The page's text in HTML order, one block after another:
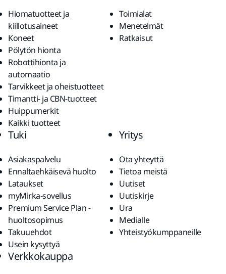
Hiomatuotteet ja
kiillotusaineet
Koneet
Pölytön hionta
Robottihionta ja
automaatio
Tarvikkeet ja oheistuotteet
Timantti- ja CBN-tuotteet
Huippumerkit
Kaikki tuotteet
Toimialat
Menetelmät
Ratkaisut
Tuki
Asiakaspalvelu
Ennaltaehkäisevä huolto
Lataukset
myMirka-sovellus
Premium Service Plan -
huoltosopimus
Takuuehdot
Usein kysyttyä
Yritys
Ota yhteyttä
Tietoa meistä
Uutiset
Uutiskirje
Ura
Medialle
Yhteistyökumppaneille
Verkkokauppa